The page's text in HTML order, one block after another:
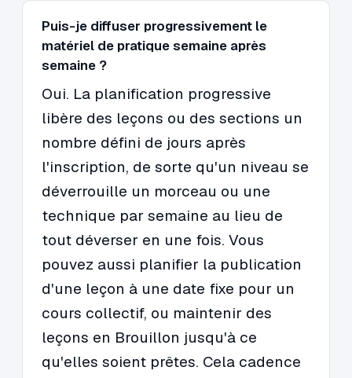
Puis-je diffuser progressivement le
matériel de pratique semaine après
semaine ?
Oui. La planification progressive
libère des leçons ou des sections un
nombre défini de jours après
l'inscription, de sorte qu'un niveau se
déverrouille un morceau ou une
technique par semaine au lieu de
tout déverser en une fois. Vous
pouvez aussi planifier la publication
d'une leçon à une date fixe pour un
cours collectif, ou maintenir des
leçons en Brouillon jusqu'à ce
qu'elles soient prêtes. Cela cadence